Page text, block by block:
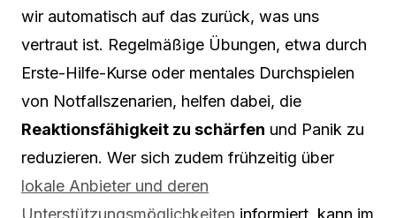
wir automatisch auf das zurück, was uns
vertraut ist. Regelmäßige Übungen, etwa durch
Erste-Hilfe-Kurse oder mentales Durchspielen
von Notfallszenarien, helfen dabei, die
Reaktionsfähigkeit zu schärfen und Panik zu
reduzieren. Wer sich zudem frühzeitig über
lokale Anbieter und deren
Unterstützungsmöglichkeiten informiert, kann im